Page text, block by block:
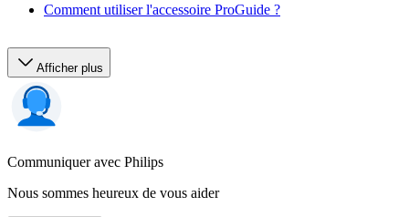
Comment utiliser l'accessoire ProGuide ?
Afficher plus
Communiquer avec Philips
Nous sommes heureux de vous aider